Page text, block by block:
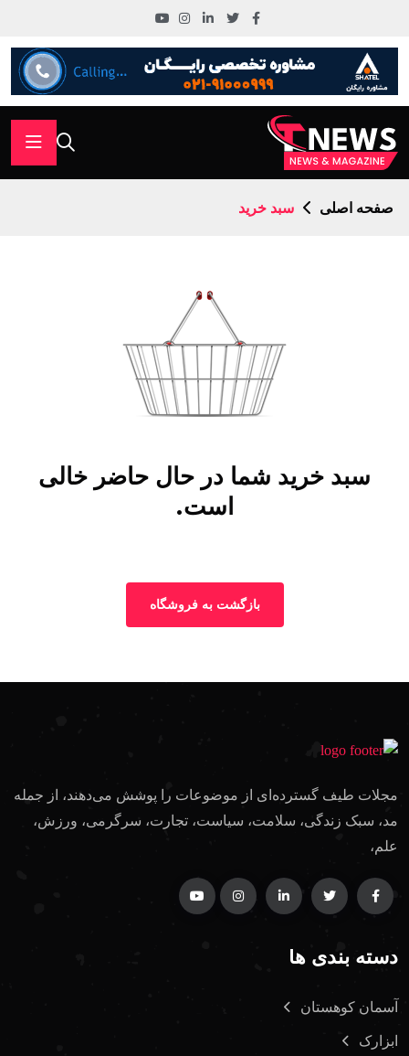
صفحه اصلی سبد خرید
سبد خرید شما در حال حاضر خالی
است.
بازگشت به فروشگاه
مجلات طیف گسترده‌ای از موضوعات را پوشش می‌دهند، از جمله
مد، سبک زندگی، سلامت، سیاست، تجارت، سرگرمی، ورزش،
علم،
دسته بندی ها
آسمان کوهستان
ابزارک